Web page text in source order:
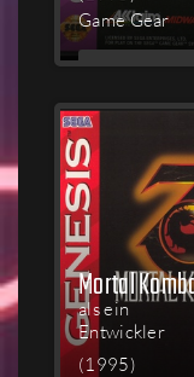
Game Gear
MEHR
als ein
Entwickler
(1995)